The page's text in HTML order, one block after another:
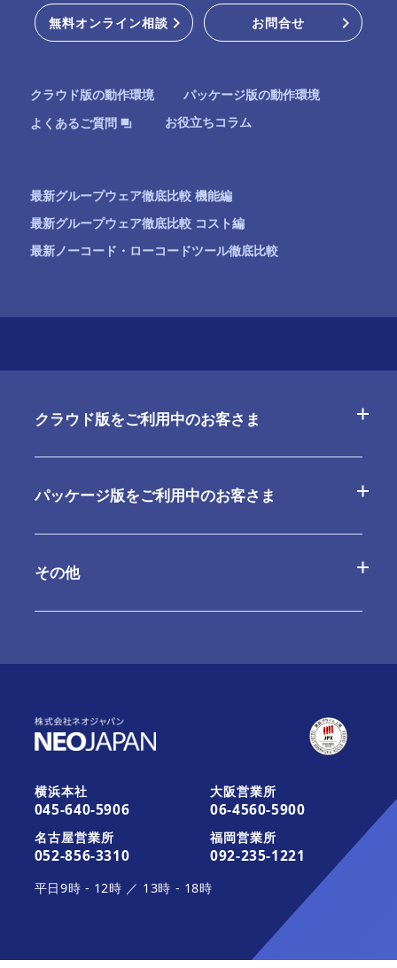
無料オンライン相談 お問合せ
クラウド版の動作環境
パッケージ版の動作環境
よくあるご質問
お役立ちコラム
最新グループウェア徹底比較 機能編
最新グループウェア徹底比較 コスト編
最新ノーコード・ローコードツール徹底比較
クラウド版をご利用中のお客さま
よくあるご質問
ご利用内容の変更
活用ガイド・その他のサポート
パッケージ版をご利用中のお客さま
よくあるご質問
お知らせ
活用ガイド・その他のサポート
その他
契約約款一覧
横浜本社
045-640-5906
大阪営業所
06-4560-5900
名古屋営業所
052-856-3310
福岡営業所
092-235-1221
平日9時 - 12時 ／ 13時 - 18時